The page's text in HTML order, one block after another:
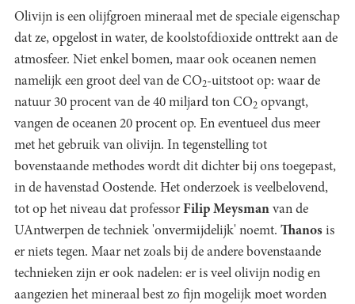
Olivijn is een olijfgroen mineraal met de speciale eigenschap
dat ze, opgelost in water, de koolstofdioxide onttrekt aan de
atmosfeer. Niet enkel bomen, maar ook oceanen nemen
namelijk een groot deel van de CO2-uitstoot op: waar de
natuur 30 procent van de 40 miljard ton CO2 opvangt,
vangen de oceanen 20 procent op. En eventueel dus meer
met het gebruik van olivijn. In tegenstelling tot
bovenstaande methodes wordt dit dichter bij ons toegepast,
in de havenstad Oostende. Het onderzoek is veelbelovend,
tot op het niveau dat professor Filip Meysman van de
UAntwerpen de techniek 'onvermijdelijk' noemt. Thanos is
er niets tegen. Maar net zoals bij de andere bovenstaande
technieken zijn er ook nadelen: er is veel olivijn nodig en
aangezien het mineraal best zo fijn mogelijk moet worden